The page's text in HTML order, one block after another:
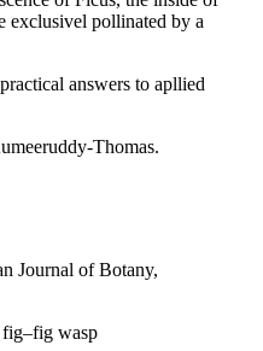
exclusivel pollinated by a
answers to apllied
Thomas.
Journal of Botany,
wasp